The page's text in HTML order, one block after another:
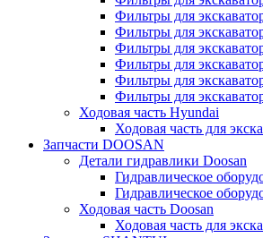
Фильтры для
Фильтры для
Фильтры для
Фильтры для
Фильтры для
Фильтры для
Ходовая часть Hyundai
Ходовая часть для
Запчасти DOOSAN
Детали гидравлики Doosan
Гидравлическое
Гидравлическое
Ходовая часть Doosan
Ходовая часть для